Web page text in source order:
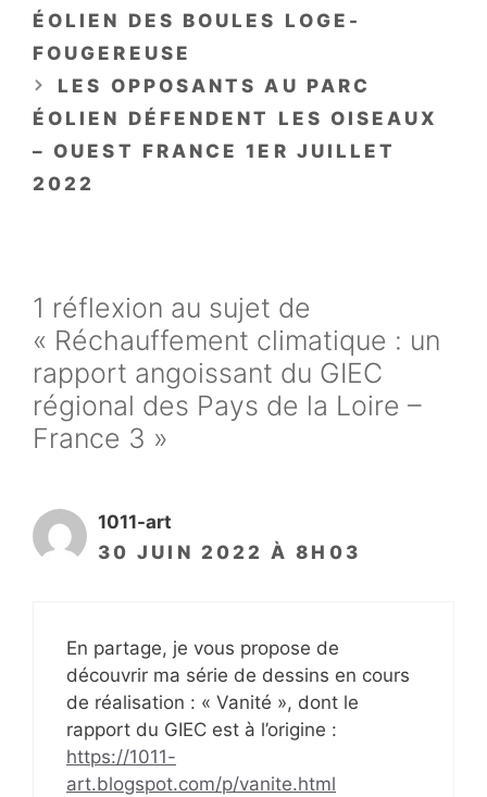
ÉOLIEN DES BOULES LOGE-
FOUGEREUSE
LES OPPOSANTS AU PARC
ÉOLIEN DÉFENDENT LES OISEAUX
– OUEST FRANCE 1ER JUILLET
2022
1 réflexion au sujet de
« Réchauffement climatique : un
rapport angoissant du GIEC
régional des Pays de la Loire –
France 3 »
1011-art
30 JUIN 2022 À 8H03
En partage, je vous propose de
découvrir ma série de dessins en cours
de réalisation : « Vanité », dont le
rapport du GIEC est à l’origine :
https://1011-
art.blogspot.com/p/vanite.html